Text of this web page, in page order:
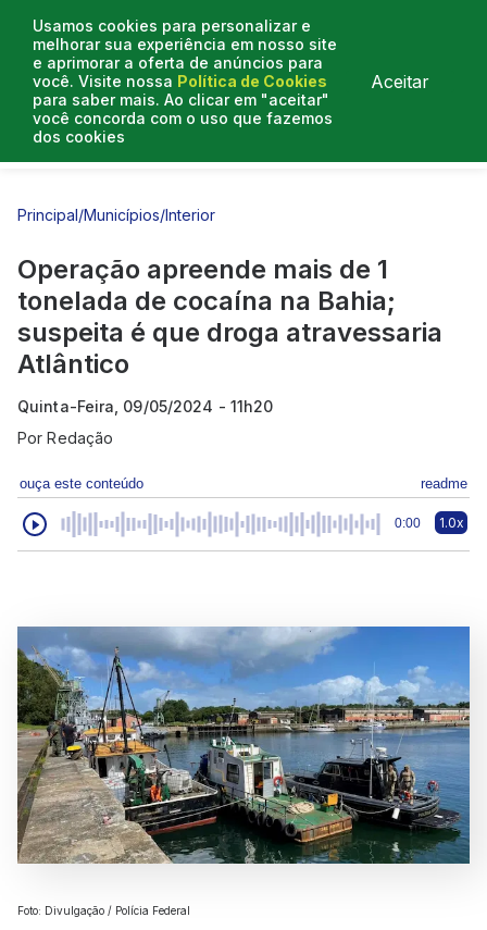
Usamos cookies para personalizar e
melhorar sua experiência em nosso site
e aprimorar a oferta de anúncios para
você. Visite nossa Política de Cookies
para saber mais. Ao clicar em "aceitar"
você concorda com o uso que fazemos
dos cookies
Aceitar
Entrevistas
Principal/Municípios/Interior
Operação apreende mais de 1
tonelada de cocaína na Bahia;
suspeita é que droga atravessaria
Atlântico
Quinta-Feira, 09/05/2024 - 11h20
PorRedação
ouça este conteúdo readme
0:00 1.0x
Foto: Divulgação / Polícia Federal